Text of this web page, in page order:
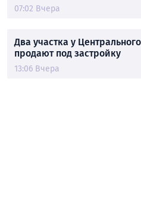
07:02 Вчера
Два участка у
продают под застройку
13:06 Вчера